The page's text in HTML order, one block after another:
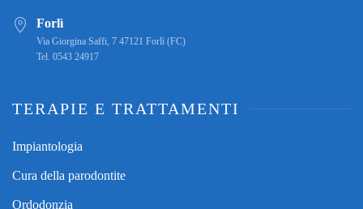
Forlì
Via Giorgina Saffi, 7 47121 Forlì (FC)
Tel. 0543 24917
TERAPIE E TRATTAMENTI
Impiantologia
Cura della parodontite
Ordodonzia